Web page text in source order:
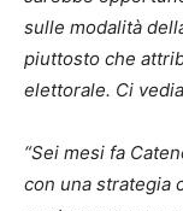
sulle modalità
piuttosto che
elettorale. Ci
“Sei mesi fa
con una strategia